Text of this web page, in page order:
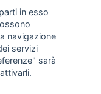
in esso
navigazione
servizi
sarà